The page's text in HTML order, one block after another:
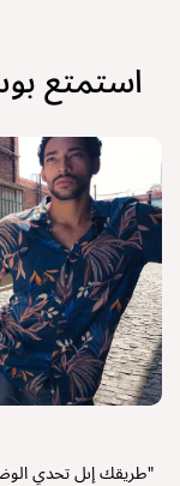
استمتع
"طريقك إىل تحدي